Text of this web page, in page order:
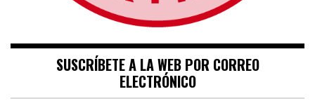
SUSCRÍBETE A LA WEB POR CORREO
ELECTRÓNICO